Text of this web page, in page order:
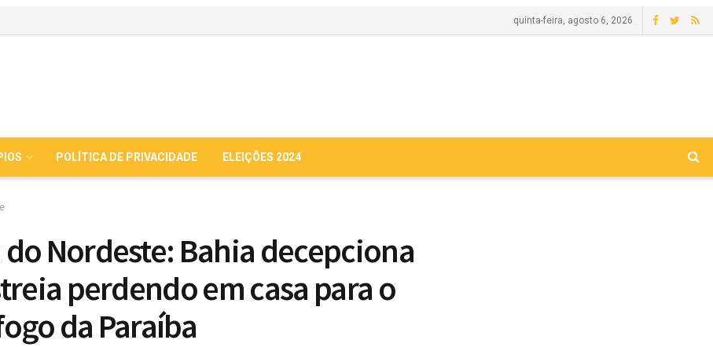
quinta-feira, agosto 6, 2026
POLÍTICA DE PRIVACIDADE ELEIÇÕES 2024
do Nordeste: Bahia decepciona
perdendo em casa para o
da Paraíba